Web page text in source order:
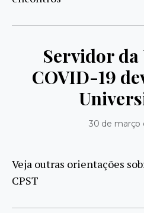
Servidor da
COVID-19
30 de março
Veja outras orientações
CPST